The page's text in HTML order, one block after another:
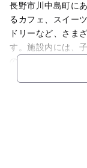
長野市川中島町に
るカフェ、スイー
ドリーなど、さま
す。施設内には、
の広場やボールプ